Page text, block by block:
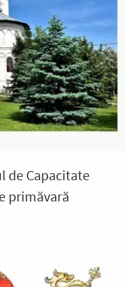
de Capacitate
primăvară